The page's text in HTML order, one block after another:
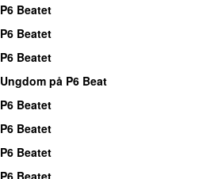
P6 Beatet
P6 Beatet
P6 Beatet
Ungdom på P6 Beat
P6 Beatet
P6 Beatet
P6 Beatet
P6 Beatet